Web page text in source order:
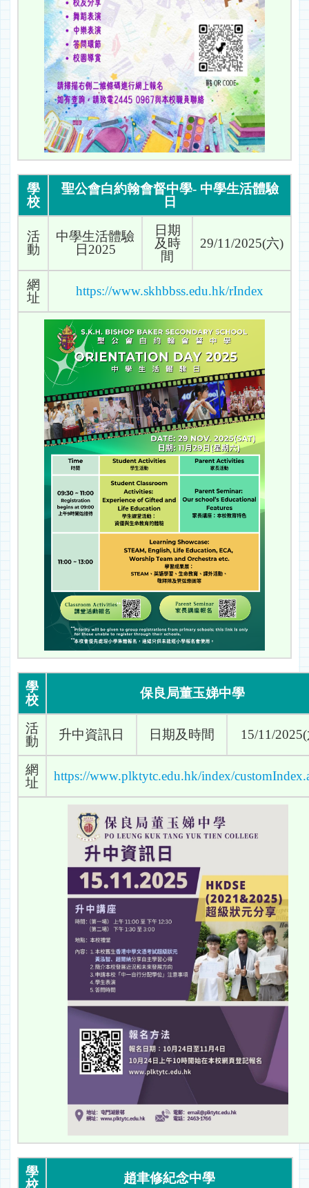
學
校
聖公會白約翰會督中學- 中學生活體驗
日
活
動
中學生活體驗
日2025
日期
及時
間
29/11/2025(六)
網
址
https://www.skhbbss.edu.hk/rIndex
學
校
保良局董玉娣中學
活
動
升中資訊日 日期及時間 15/11/
網
址
https://www.plktytc.edu.hk/index/
學
校
趙聿修紀念中學